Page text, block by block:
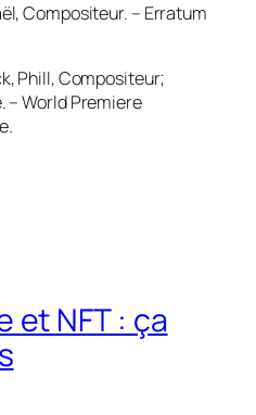
Compositeur. – Erratum
Phill, Compositeur;
– World Premiere
et NFT : ça